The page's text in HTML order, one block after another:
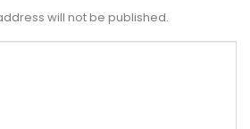
will not be published.